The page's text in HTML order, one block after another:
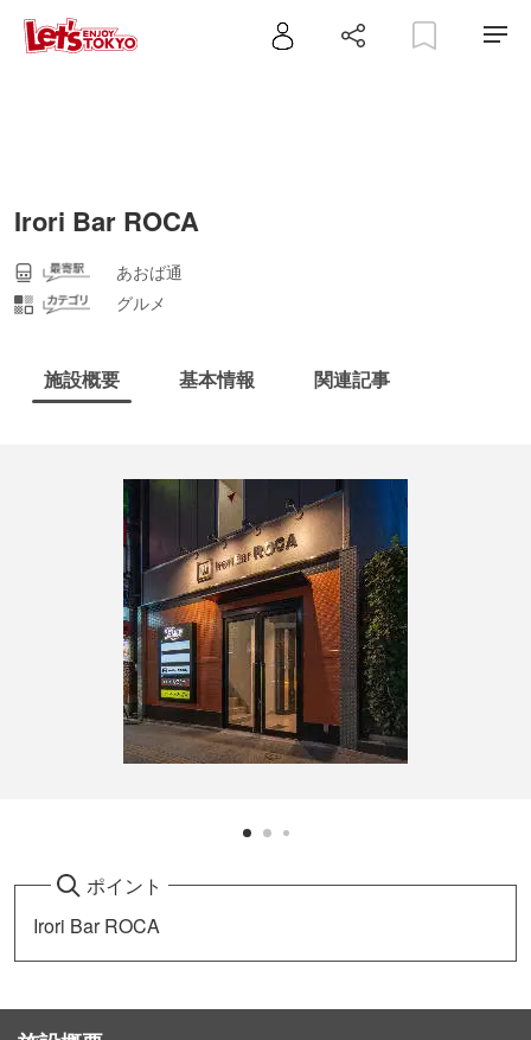
Irori Bar ROCA
あおば通
グルメ
施設概要 基本情報 関連記事
ポイント
Irori Bar ROCA